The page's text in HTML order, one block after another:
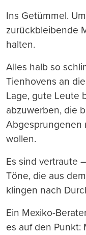
Ins Getümmel.
zurückbleibende
halten.
Alles halb so
Tienhovens an
Lage, gute Leute
abzuwerben, die
Abgesprungenen
wollen.
Es sind vertraute
Töne, die aus
klingen nach
Ein Mexiko-
es auf den Punkt: